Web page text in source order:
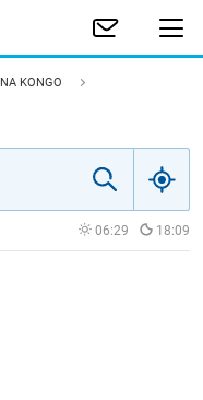
KONGO
06:29 18:09